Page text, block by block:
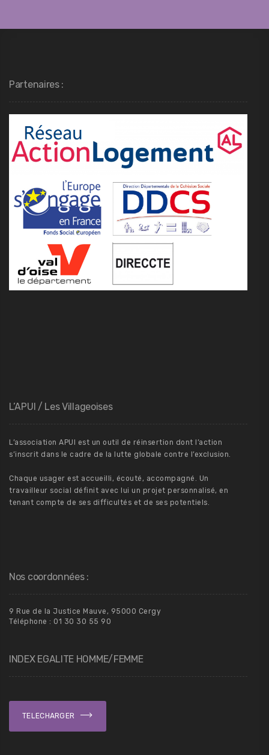
Partenaires :
L’APUI / Les Villageoises
L’association APUI est un outil de réinsertion dont l’action
s’inscrit dans le cadre de la lutte globale contre l’exclusion.
Chaque usager est accueilli, écouté, accompagné. Un
travailleur social définit avec lui un projet personnalisé, en
tenant compte de ses difficultés et de ses potentiels.
Nos coordonnées :
9 Rue de la Justice Mauve, 95000 Cergy
Téléphone : 01 30 30 55 90
INDEX EGALITE HOMME/FEMME
TELECHARGER